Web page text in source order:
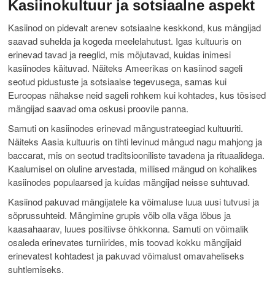
Kasiinokultuur ja sotsiaalne aspekt
Kasiinod on pidevalt arenev sotsiaalne keskkond, kus mängijad
saavad suhelda ja kogeda meelelahutust. Igas kultuuris on
erinevad tavad ja reeglid, mis mõjutavad, kuidas inimesi
kasiinodes käituvad. Näiteks Ameerikas on kasiinod sageli
seotud pidustuste ja sotsiaalse tegevusega, samas kui
Euroopas nähakse neid sageli rohkem kui kohtades, kus tõsised
mängijad saavad oma oskusi proovile panna.
Samuti on kasiinodes erinevad mängustrateegiad kultuuriti.
Näiteks Aasia kultuuris on tihti levinud mängud nagu mahjong ja
baccarat, mis on seotud traditsiooniliste tavadena ja rituaalidega.
Kaalumisel on oluline arvestada, millised mängud on kohalikes
kasiinodes populaarsed ja kuidas mängijad neisse suhtuvad.
Kasiinod pakuvad mängijatele ka võimaluse luua uusi tutvusi ja
sõprussuhteid. Mängimine grupis võib olla väga lõbus ja
kaasahaarav, luues positiivse õhkkonna. Samuti on võimalik
osaleda erinevates turniirides, mis toovad kokku mängijaid
erinevatest kohtadest ja pakuvad võimalust omavaheliseks
suhtlemiseks.